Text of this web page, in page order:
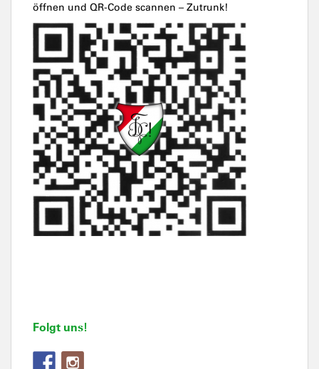
öffnen und QR-Code scannen – Zutrunk!
Folgt uns!